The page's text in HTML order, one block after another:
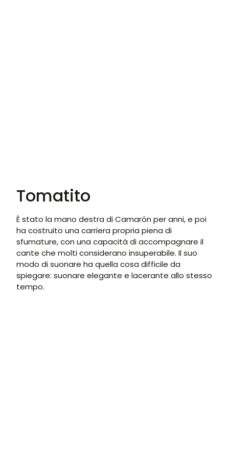
Tomatito
È stato la mano destra di Camarón per anni, e poi
ha costruito una carriera propria piena di
sfumature, con una capacità di accompagnare il
cante che molti considerano insuperabile. Il suo
modo di suonare ha quella cosa difficile da
spiegare: suonare elegante e lacerante allo stesso
tempo.